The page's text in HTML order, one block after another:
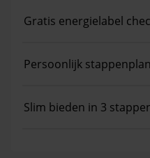
Gratis energielabel
Persoonlijk
Slim bieden in 3